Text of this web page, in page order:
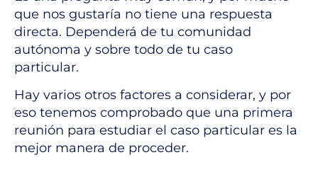
que nos gustaría no tiene una respuesta
directa. Dependerá de tu comunidad
autónoma y sobre todo de tu caso
particular.
Hay varios otros factores a considerar, y por
eso tenemos comprobado que una primera
reunión para estudiar el caso particular es la
mejor manera de proceder.